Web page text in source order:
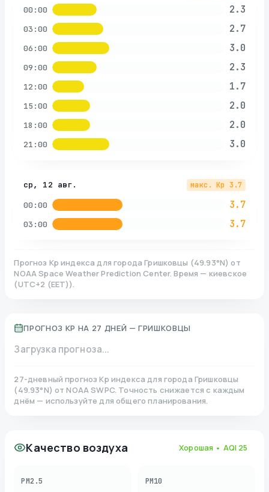
00:00 2.3
03:00 2.7
06:00 3.0
09:00 2.3
12:00 1.7
15:00 2.0
18:00 2.0
21:00 3.0
ср, 12 авг. макс. Kp 3.7
00:00 3.7
03:00 3.7
Прогноз Kp индекса для города Гришковцы (49.93°N)от
NOAA Space Weather Prediction Center. Время — киевское
(UTC+2 (EET)).
ПРОГНОЗ KP НА 27 ДНЕЙ — ГРИШКОВЦЫ
Загрузка прогноза...
27-дневный прогноз Kp индекса для города Гришковцы
(49.93°N)от NOAA SWPC. Точность снижается с каждым
днём — используйте для общего планирования.
Качество воздуха Хорошая • AQI 25
PM2.5 PM10